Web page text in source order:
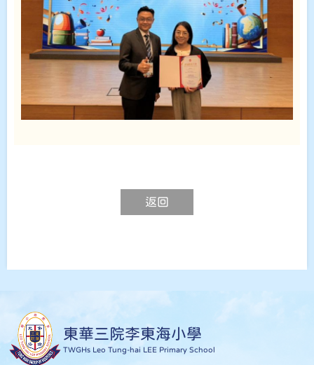
返回
東華三院李東海小學
TWGHs Leo Tung-hai LEE Primary School